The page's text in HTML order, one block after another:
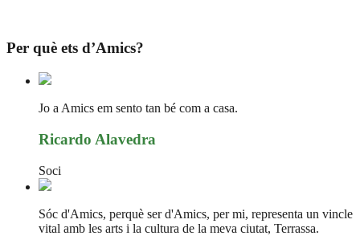
Per què ets d’Amics?
Jo a Amics em sento tan bé com a casa.
Ricardo Alavedra
Soci
Sóc d'Amics, perquè ser d'Amics, per mi, representa un vincle
vital amb les arts i la cultura de la meva ciutat, Terrassa.